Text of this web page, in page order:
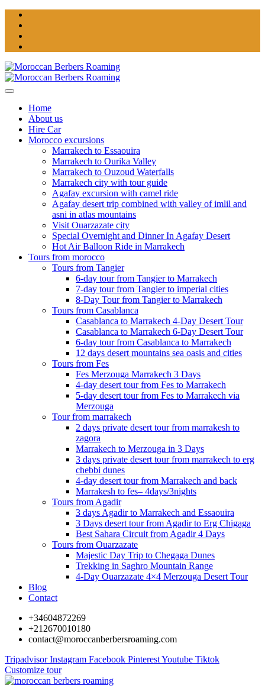
Home
About us
Hire Car
Morocco excursions
Marrakech to Essaouira
Marrakech to Ourika Valley
Marrakech to Ouzoud Waterfalls
Marrakech city with tour guide
Agafay excursion with camel ride
Agafay desert trip combined with valley of imlil and
asni in atlas mountains
Visit Ouarzazate city
Special Overnight and Dinner In Agafay Desert
Hot Air Balloon Ride in Marrakech
Tours from morocco
Tours from Tangier
6-day tour from Tangier to Marrakech
7-day tour from Tangier to imperial cities
8-Day Tour from Tangier to Marrakech
Tours from Casablanca
Casablanca to Marrakech 4-Day Desert Tour
Casablanca to Marrakech 6-Day Desert Tour
6-day tour from Casablanca to Marrakech
12 days desert mountains sea oasis and cities
Tours from Fes
Fes Merzouga Marrakech 3 Days
4-day desert tour from Fes to Marrakech
5-day desert tour from Fes to Marrakech via
Merzouga
Tour from marrakech
2 days private desert tour from marrakesh to
zagora
Marrakech to Merzouga in 3 Days
3 days private desert tour from marrakech to erg
chebbi dunes
4-day desert tour from Marrakech and back
Marrakesh to fes– 4days/3nights
Tours from Agadir
3 days Agadir to Marrakech and Essaouira
3 Days desert tour from Agadir to Erg Chigaga
Best Sahara Circuit from Agadir 4 Days
Tours from Ouarzazate
Majestic Day Trip to Chegaga Dunes
Trekking in Saghro Mountain Range
4-Day Ouarzazate 4×4 Merzouga Desert Tour
Blog
Contact
+34604872269
+212670010180
contact@moroccanberbersroaming.com
Tripadvisor Instagram Facebook PinterestYoutube Tiktok
Customize tour